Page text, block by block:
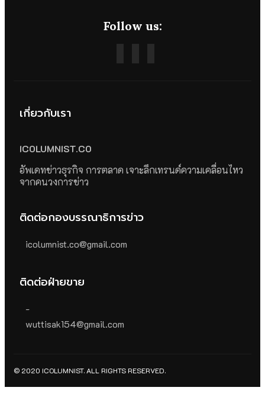
Follow us:
เกี่ยวกับเรา
ICOLUMNIST.CO
อัพเดทข่าวธุรกิจ การตลาด เจาะลึกเทรนด์ความเคลื่อนไหว
จากคนวงการข่าว
ติดต่อกองบรรณาธิการข่าว
icolumnist.co@gmail.com
ติดต่อฝ่ายขาย
-
wuttisak154@gmail.com
© 2020 ICOLUMNIST. ALL RIGHTS RESERVED.